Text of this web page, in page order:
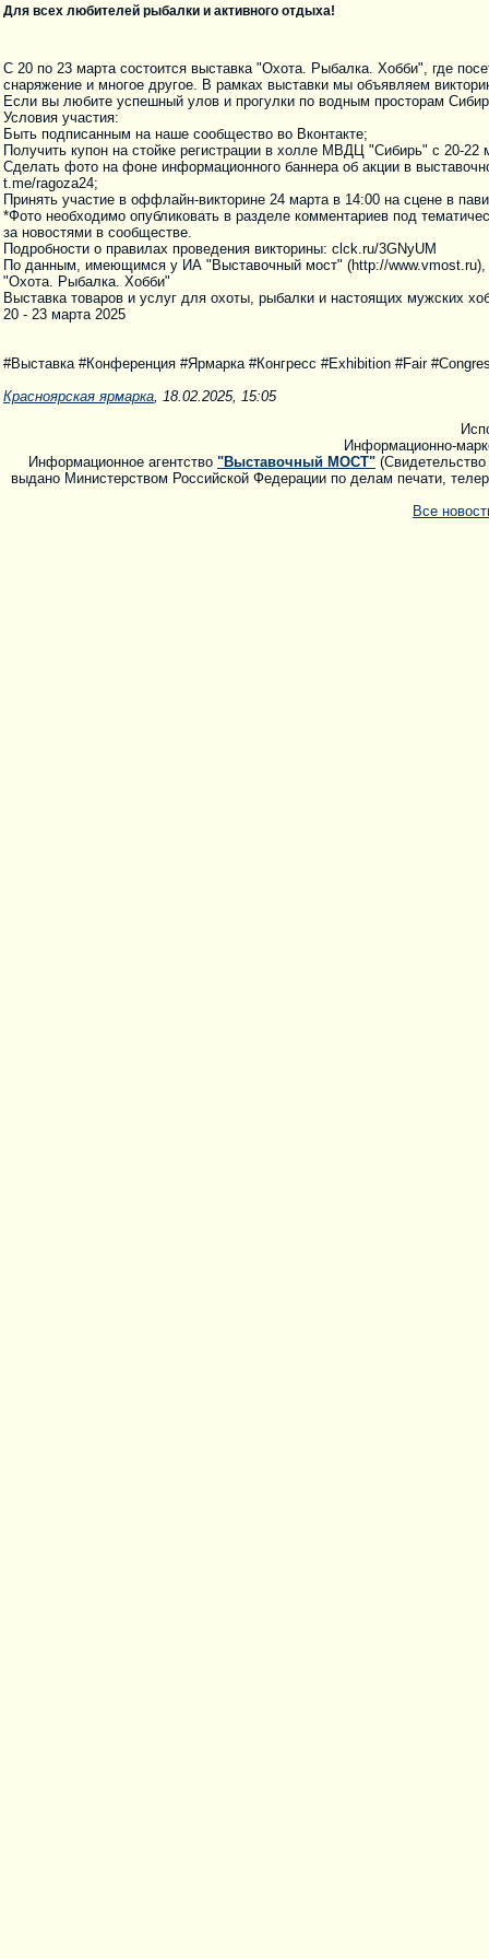
Для всех любителей рыбалки и активного отдыха!
С 20 по 23 марта состоится выставка "Охота. Рыбалка. Хобби", где
снаряжение и многое другое. В рамках выставки мы объявляем
Если вы любите успешный улов и прогулки по водным просторам
Условия участия:
Быть подписанным на наше сообщество во Вконтакте;
Получить купон на стойке регистрации в холле МВДЦ "Сибирь" с 20-
Сделать фото на фоне информационного баннера об акции в
t.me/ragoza24;
Принять участие в оффлайн-викторине 24 марта в 14:00 на сцене в
*Фото необходимо опубликовать в разделе комментариев под
за новостями в сообществе.
Подробности о правилах проведения викторины: clck.ru/3GNyUM
По данным, имеющимся у ИА "Выставочный мост" (http://www.vmost.ru),
"Охота. Рыбалка. Хобби"
Выставка товаров и услуг для охоты, рыбалки и настоящих мужских
20 - 23 марта 2025
#Выставка #Конференция #Ярмарка #Конгресс #Exhibition #Fair
Красноярская ярмарка, 18.02.2025, 15:05
Информационно-
Информационное агентство "Выставочный МОСТ"
выдано Министерством Российской Федерации по делам печати,
Все